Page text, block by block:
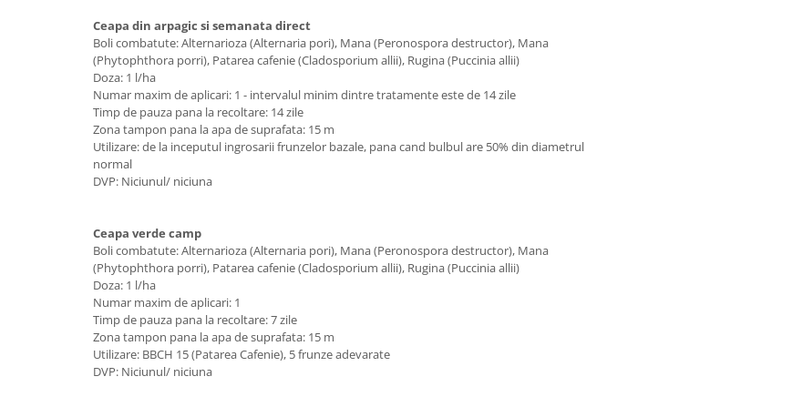
Ceapa din arpagic si semanata direct
Boli combatute: Alternarioza (Alternaria pori), Mana (Peronospora destructor), Mana
(Phytophthora porri), Patarea cafenie (Cladosporium allii), Rugina (Puccinia allii)
Doza: 1 l/ha
Numar maxim de aplicari: 1 - intervalul minim dintre tratamente este de 14 zile
Timp de pauza pana la recoltare: 14 zile
Zona tampon pana la apa de suprafata: 15 m
Utilizare: de la inceputul ingrosarii frunzelor bazale, pana cand bulbul are 50% din diametrul
normal
DVP: Niciunul/ niciuna
Ceapa verde camp
Boli combatute: Alternarioza (Alternaria pori), Mana (Peronospora destructor), Mana
(Phytophthora porri), Patarea cafenie (Cladosporium allii), Rugina (Puccinia allii)
Doza: 1 l/ha
Numar maxim de aplicari: 1
Timp de pauza pana la recoltare: 7 zile
Zona tampon pana la apa de suprafata: 15 m
Utilizare: BBCH 15 (Patarea Cafenie), 5 frunze adevarate
DVP: Niciunul/ niciuna